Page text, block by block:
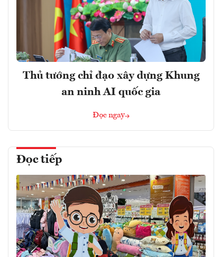
Thủ tướng chỉ đạo xây dựng Khung
an ninh AI quốc gia
Đọc ngay
Đọc tiếp